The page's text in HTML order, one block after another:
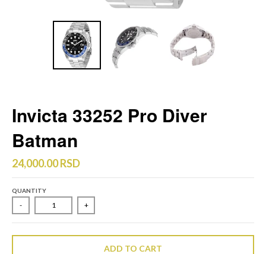
Invicta 33252 Pro Diver
Batman
24,000.00 RSD
QUANTITY
- +
ADD TO CART